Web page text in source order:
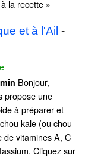
la recette »
et à l'Ail -
Bonjour,
propose une
à préparer et
kale (ou chou
de vitamines A, C
Cliquez sur